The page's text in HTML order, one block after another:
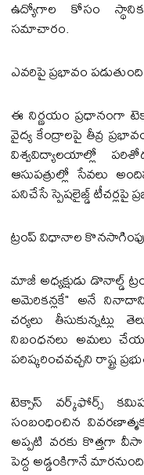
ఉద్యోగాల కోసం స్థానిక
సమాచారం.
ఎవరిపై ప్రభావం
ఈ నిర్ణయం ప్రధానంగా
వైద్య కేంద్రాలపై తీవ్ర
విశ్వవిద్యాలయాల్లో
ఆసుపత్రుల్లో సేవలు
పనిచేసే స్పెషలైజ్డ్ టీచర్లపై
ట్రంప్ విధానాల కొనసాగింపు
మాజీ అధ్యక్షుడు డొనాల్డ్
అమెరికన్లకే" అనే
చర్యలు
నిబంధనలు అమలు
పరిష్కరించవచ్చని రాష్ట్ర
టెక్సాస్ వర్క్‌ఫోర్స్
సంబంధించిన
అప్పటి వరకు కొత్తగా
పెద్ద అడ్డంకిగానే